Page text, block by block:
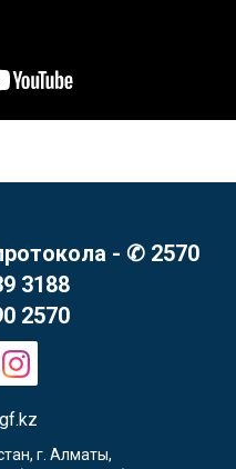
- ✆ 2570
3188
2570
г. Алматы,